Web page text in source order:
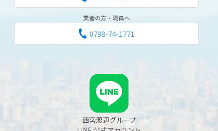
業者の方・職員へ
0798-74-1771
西宮渡辺グループ